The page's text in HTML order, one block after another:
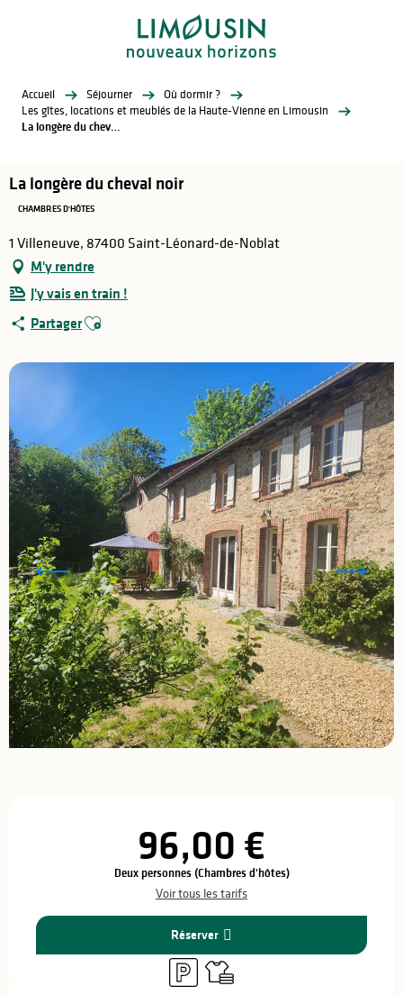
Accueil Séjourner
Où dormir ?
Les gîtes, locations et meublés de la Haute-Vienne en Limousin
La longère du cheval noir
La longère du cheval noir
CHAMBRES D'HÔTES
1 Villeneuve, 87400 Saint-Léonard-de-Noblat
M'y rendre
J'y vais en train !
PartagerAjouter aux favoris
96,00 €
Deux personnes (Chambres d'hôtes)
Voir tous les tarifs
Réserver
ParkingDraps et linge